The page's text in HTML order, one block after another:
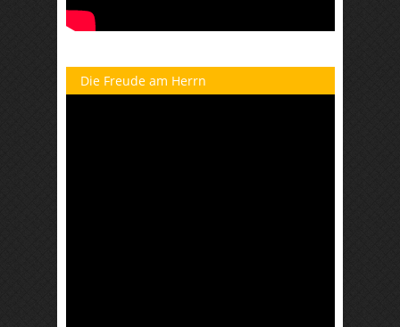
Die Freude am Herrn